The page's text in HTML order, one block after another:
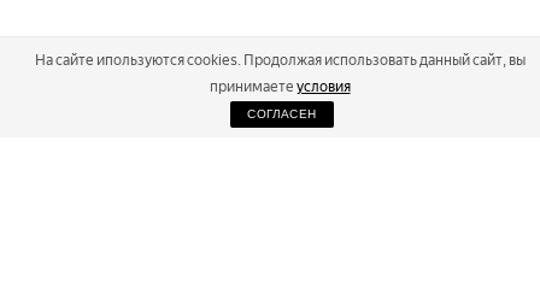
2026
На сайте ипользуются cookies. Продолжая использовать данный сайт, вы
принимаете условия
СОГЛАСЕН